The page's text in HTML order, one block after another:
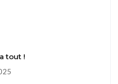
tout !